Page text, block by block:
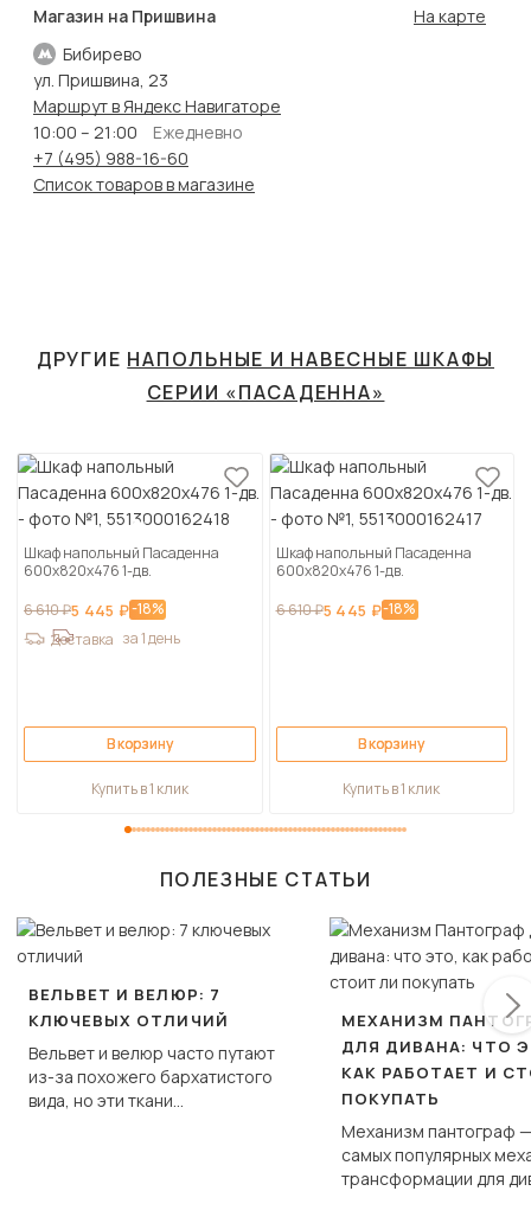
Магазин на Пришвина
Бибирево
На карте
ул. Пришвина, 23
Маршрут в Яндекс Навигаторе
10:00 – 21:00
Ежедневно
+7 (495) 988-16-60
Список товаров в магазине
ДРУГИЕ НАПОЛЬНЫЕ И НАВЕСНЫЕ ШКАФЫ
СЕРИИ «ПАСАДЕННА»
Шкаф напольный Пасаденна
600х820х476 1-дв.
6 610 ₽5 445 ₽-18%
Доставка за 1 день
В корзину
Купить в 1 клик
Шкаф напольный Пасаденна
600х820х476 1-дв.
6 610 ₽5 445 ₽-18%
В корзину
Купить в 1 клик
ПОЛЕЗНЫЕ СТАТЬИ
ВЕЛЬВЕТ И ВЕЛЮР: 7
КЛЮЧЕВЫХ ОТЛИЧИЙ
Вельвет и велюр часто путают
из-за похожего бархатистого
вида, но эти ткани
МЕХАНИЗМ
ДЛЯ ДИВАНА: ЧТО
КАК РАБОТАЕТ И
ПОКУПАТЬ
Механизм пантограф
самых популярных
трансформации для